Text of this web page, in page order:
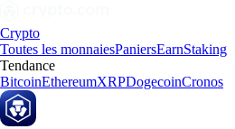
Crypto
Toutes les monnaiesPaniersEarnStaking
Tendance
BitcoinEthereumXRPDogecoinCronos